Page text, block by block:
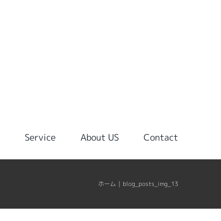
Service About US Contact
ホーム | blog_posts_img_13